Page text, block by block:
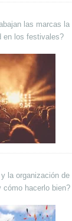
las marcas la
en los festivales?
la organización de
cómo hacerlo bien?